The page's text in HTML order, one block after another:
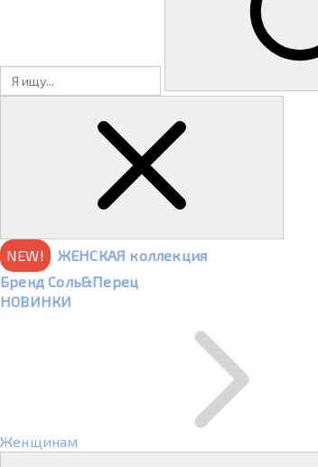
NEW!
ЖЕНСКАЯ коллекция
Бренд Соль&Перец
НОВИНКИ
Женщинам